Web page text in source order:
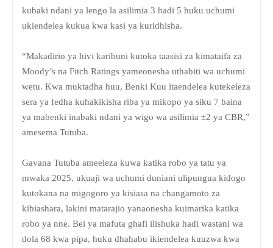
kubaki ndani ya lengo la asilimia 3 hadi 5 huku uchumi
ukiendelea kukua kwa kasi ya kuridhisha.
“Makadirio ya hivi karibuni kutoka taasisi za kimataifa za
Moody’s na Fitch Ratings yameonesha uthabiti wa uchumi
wetu. Kwa muktadha huu, Benki Kuu itaendelea kutekeleza
sera ya fedha kuhakikisha riba ya mikopo ya siku 7 baina
ya mabenki inabaki ndani ya wigo wa asilimia ±2 ya CBR,”
amesema Tutuba.
Gavana Tutuba ameeleza kuwa katika robo ya tatu ya
mwaka 2025, ukuaji wa uchumi duniani ulipungua kidogo
kutokana na migogoro ya kisiasa na changamoto za
kibiashara, lakini matarajio yanaonesha kuimarika katika
robo ya nne. Bei ya mafuta ghafi ilishuka hadi wastani wa
dola 68 kwa pipa, huku dhahabu ikiendelea kuuzwa kwa